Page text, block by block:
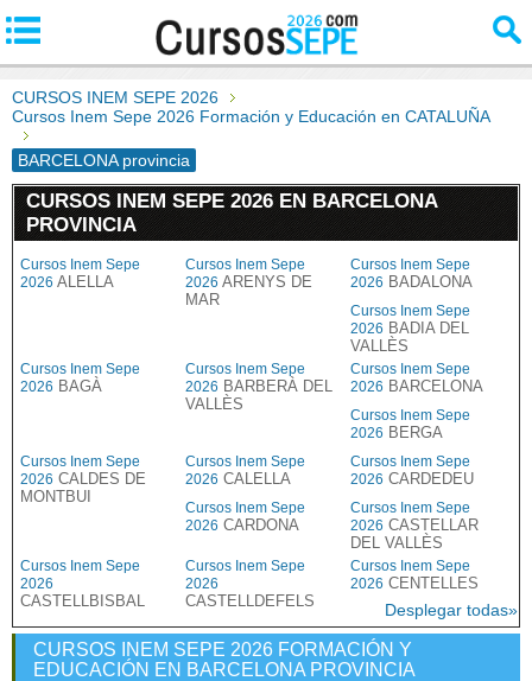
CURSOS INEM SEPE 2026
Cursos Inem Sepe 2026 Formación y Educación en CATALUÑA
BARCELONA provincia
CURSOS INEM SEPE 2026 EN BARCELONA
PROVINCIA
Cursos Inem Sepe
2026 ALELLA
Cursos Inem Sepe
2026 ARENYS DE
MAR
Cursos Inem Sepe
2026 BADALONA
Cursos Inem Sepe
2026 BADIA DEL
VALLÈS
Cursos Inem Sepe
2026 BAGÀ
Cursos Inem Sepe
2026 BARBERÀ DEL
VALLÈS
Cursos Inem Sepe
2026 BARCELONA
Cursos Inem Sepe
2026 BERGA
Cursos Inem Sepe
2026 CALDES DE
MONTBUI
Cursos Inem Sepe
2026 CALELLA
Cursos Inem Sepe
2026 CARDEDEU
Cursos Inem Sepe
2026 CARDONA
Cursos Inem Sepe
2026 CASTELLAR
DEL VALLÈS
Cursos Inem Sepe
2026
CASTELLBISBAL
Cursos Inem Sepe
2026
CASTELLDEFELS
Cursos Inem Sepe
2026 CENTELLES
Desplegar todas»
CURSOS INEM SEPE 2026 FORMACIÓN Y
EDUCACIÓN EN BARCELONA PROVINCIA